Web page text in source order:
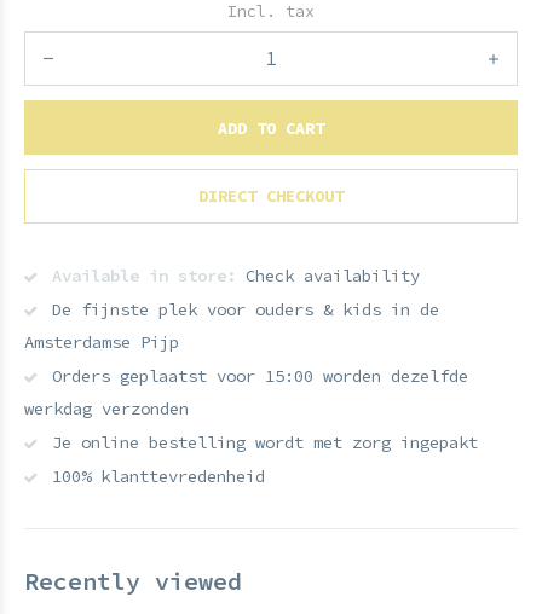
Incl. tax
ADD TO CART
DIRECT CHECKOUT
Available in store: Check availability
De fijnste plek voor ouders & kids in de
Amsterdamse Pijp
Orders geplaatst voor 15:00 worden dezelfde
werkdag verzonden
Je online bestelling wordt met zorg ingepakt
100% klanttevredenheid
Recently viewed